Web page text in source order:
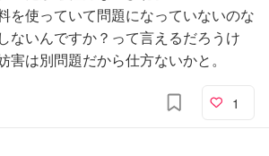
を使っていて問題になっていないのな
ないんですか？って言えるだろうけ
害は別問題だから仕方ないかと。
1